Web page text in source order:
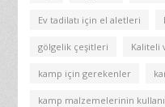
Ev tadilatı için el aletleri
gölgelik çeşitleri Kaliteli
kamp için gerekenler
kamp malzemelerinin